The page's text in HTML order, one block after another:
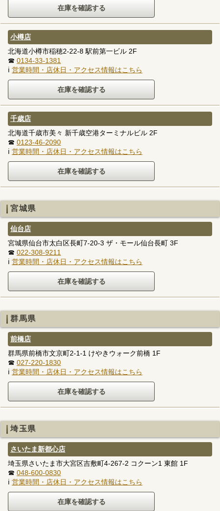
小樽店
北海道小樽市稲穂2-22-8 駅前第一ビル 2F
☎ 0134-33-1381
ℹ 営業時間・店休日・アクセス情報はこちら
千歳店
北海道千歳市美々 新千歳空港ターミナルビル 2F
☎ 0123-46-2090
ℹ 営業時間・店休日・アクセス情報はこちら
宮城県
仙台店
宮城県仙台市太白区長町7-20-3 ザ・モール仙台長町 3F
☎ 022-308-9211
ℹ 営業時間・店休日・アクセス情報はこちら
群馬県
前橋店
群馬県前橋市文京町2-1-1 けやきウォーク前橋 1F
☎ 027-220-1830
ℹ 営業時間・店休日・アクセス情報はこちら
埼玉県
さいたま新都心店
埼玉県さいたま市大宮区吉敷町4-267-2 コクーン1 東館 1F
☎ 048-600-0830
ℹ 営業時間・店休日・アクセス情報はこちら